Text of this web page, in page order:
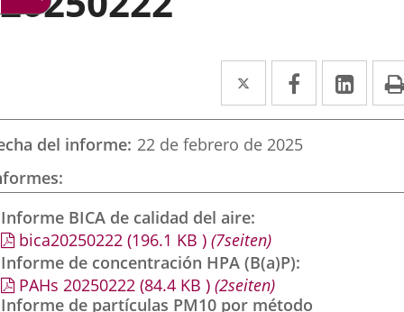
Twitter
Enlace
a
una
externa.
Facebook
Enlace
a
una
externa.
a
del informe 22 de febrero de 2025
Informe BICA de calidad del aire
bica20250222 (196.1 KB ) (7seiten)
Informe de concentración HPA (B(a)P)
PAHs 20250222 (84.4 KB ) (2seiten)
Informe de partículas PM10 por método